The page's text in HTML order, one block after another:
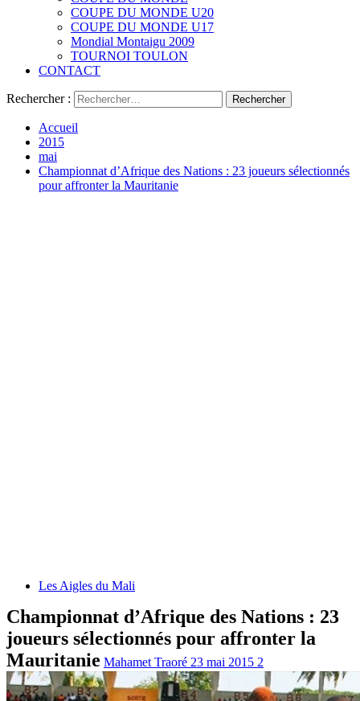
COUPE DU MONDE U20
COUPE DU MONDE U17
Mondial Montaigu 2009
TOURNOI TOULON
CONTACT
Rechercher :
Accueil
2015
mai
Championnat d’Afrique des Nations : 23 joueurs sélectionnés
pour affronter la Mauritanie
Les Aigles du Mali
Championnat d’Afrique des Nations : 23
joueurs sélectionnés pour affronter la
Mauritanie Mahamet Traoré 23 mai 2015 2